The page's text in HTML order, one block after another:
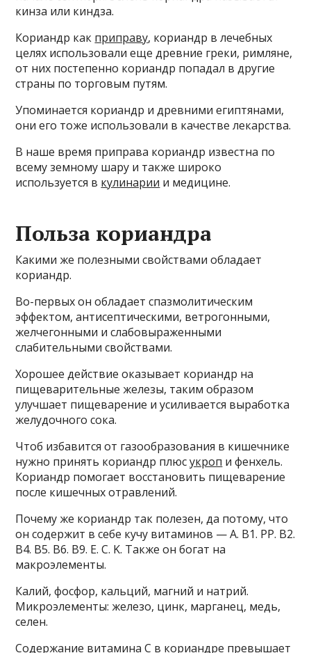
кинза или киндза.
Кориандр как приправу, кориандр в лечебных
целях использовали еще древние греки, римляне,
от них постепенно кориандр попадал в другие
страны по торговым путям.
Упоминается кориандр и древними египтянами,
они его тоже использовали в качестве лекарства.
В наше время приправа кориандр известна по
всему земному шару и также широко
используется в кулинарии и медицине.
Польза кориандра
Какими же полезными свойствами обладает
кориандр.
Во-первых он обладает спазмолитическим
эффектом, антисептическими, ветрогонными,
желчегонными и слабовыраженными
слабительными свойствами.
Хорошее действие оказывает кориандр на
пищеварительные железы, таким образом
улучшает пищеварение и усиливается выработка
желудочного сока.
Чтоб избавится от газообразования в кишечнике
нужно принять кориандр плюсукроп и фенхель.
Кориандр помогает восстановить пищеварение
после кишечных отравлений.
Почему же кориандр так полезен, да потому, что
он содержит в себе кучу витаминов — A. B1. PP. B2.
B4. B5. B6. B9. E. C. K. Также он богат на
макроэлементы.
Калий, фосфор, кальций, магний и натрий.
Микроэлементы: железо, цинк, марганец, медь,
селен.
Содержание витамина С в кориандре превышает